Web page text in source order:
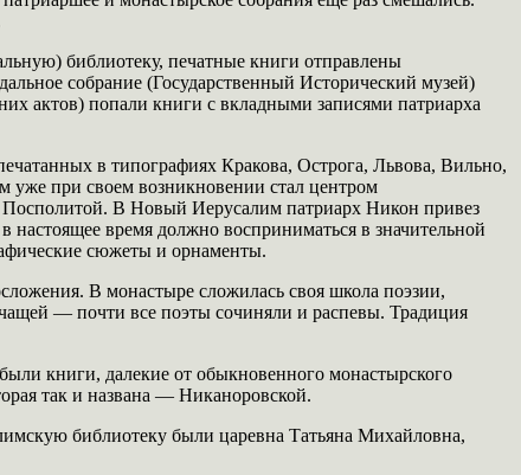
библиотеку, печатные книги отправлены
собрание (Государственный Исторический музей)
актов) попали книги с вкладными записями патриарха
в типографиях Кракова, Острога, Львова, Вильно,
уже при своем возникновении стал центром
Посполитой. В Новый Иерусалим патриарх Никон привез
время должно восприниматься в значительной
сюжеты и орнаменты.
В монастыре сложилась своя школа поэзии,
— почти все поэты сочиняли и распевы. Традиция
книги, далекие от обыкновенного монастырского
так и названа — Никаноровской.
библиотеку были царевна Татьяна Михайловна,